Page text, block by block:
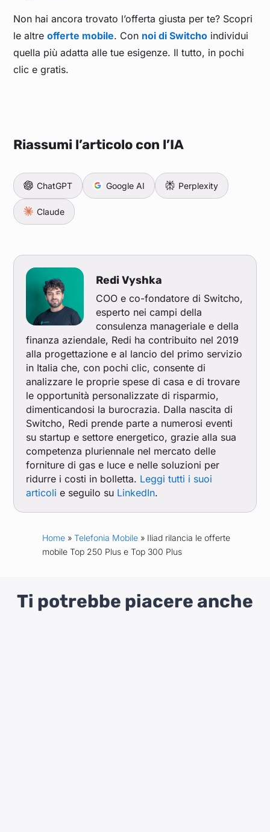
Non hai ancora trovato l’offerta giusta per te? Scopri
le altreofferte mobile. Con noi di Switcho individui
quella più adatta alle tue esigenze. Il tutto, in pochi
clic e gratis.
Riassumi l’articolo con l’IA
ChatGPT Google AI Perplexity
Claude
Redi Vyshka
COO e co-fondatore di Switcho,
esperto nei campi della
consulenza manageriale e della
finanza aziendale, Redi ha contribuito nel 2019
alla progettazione e al lancio del primo servizio
in Italia che, con pochi clic, consente di
analizzare le proprie spese di casa e di trovare
le opportunità personalizzate di risparmio,
dimenticandosi la burocrazia. Dalla nascita di
Switcho, Redi prende parte a numerosi eventi
su startup e settore energetico, grazie alla sua
competenza pluriennale nel mercato delle
forniture di gas e luce e nelle soluzioni per
ridurre i costi in bolletta. Leggi tutti i suoi
articoli e seguilo su LinkedIn.
Home» Telefonia Mobile» Iliad rilancia le offerte
mobile Top 250 Plus e Top 300 Plus
Ti potrebbe piacere anche